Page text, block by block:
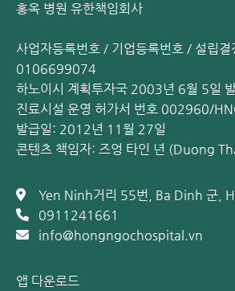
예방접종 비용을 결정하는 첫 번째 요인
백신은 제조사마다 생산 기술, 원료, 유
에 가격 차이가 발생합니다.
기술력과 최신성: 최신 연구를 통해 특
건에 최적화된 성분으로 개발된 최신
제조 공법의 차이: 예를 들어, 동일한
mRNA 기술을 활용한 화이자(Pfizer-
(Moderna) 백신은 높은 연구 비용과
(Johnson & Johnson) 백신보다 비
홍옥 병원 유한책임회사
사업자등록번호 / 기업등록번호 / 설립결
0106699074
하노이시 계획투자국 2003년 6월 5일
진료시설 운영 허가서 번호 002960/
발급일: 2012년 11월 27일
콘텐츠 책임자: 즈엉 타인 년 (Duong
Yen Ninh거리 55번, Ba Dinh 군,
0911241661
info@hongngochospital.vn
앱 다운로드